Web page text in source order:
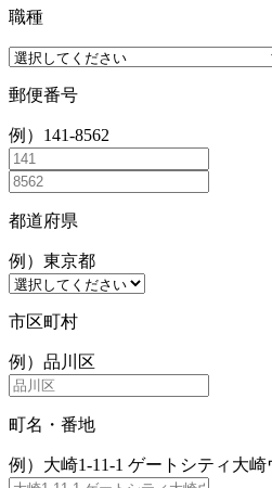
職種
郵便番号
例）141-8562
都道府県
例）東京都
市区町村
例）品川区
町名・番地
例）大崎1-11-1 ゲートシティ大